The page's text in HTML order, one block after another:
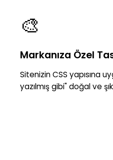
🎨
Markanıza Özel
Sitenizin CSS yapısına
yazılmış gibi" doğal ve